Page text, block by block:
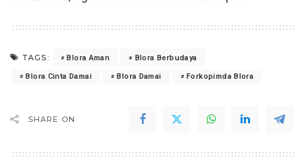
TAGS: Blora Aman Blora Berbudaya
Blora Cinta Damai Blora Damai Forkopimda Blora
SHARE ON